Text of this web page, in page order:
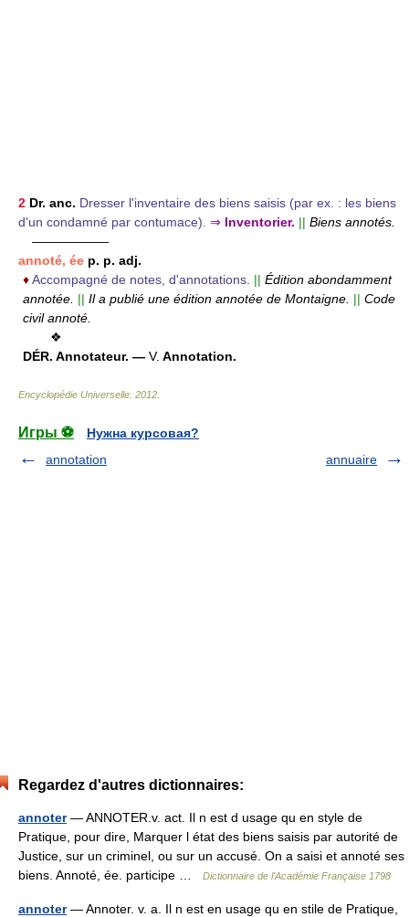
2 Dr. anc. Dresser l'inventaire des biens saisis (par ex. : les biens
d'un condamné par contumace). ⇒ Inventorier. || Biens annotés.
——————
annoté, ée p. p. adj.
♦Accompagné de notes, d'annotations. || Édition abondamment
annotée. || Il a publié une édition annotée de Montaigne. || Code
civil annoté.
❖
DÉR. Annotateur. — V. Annotation.
Encyclopédie Universelle 2012
Игры ⚽
Нужна курсовая?
annotation
annuaire
Regardez d'autres dictionnaires:
annoter— ANNOTER.v. act. Il n est d usage qu en style de
Pratique, pour dire, Marquer l état des biens saisis par autorité de
Justice, sur un criminel, ou sur un accusé. On a saisi et annoté ses
biens. Annoté, ée. participe …
Dictionnaire de l'Académie Française 1798
annoter— Annoter. v. a. Il n est en usage qu en stile de Pratique,